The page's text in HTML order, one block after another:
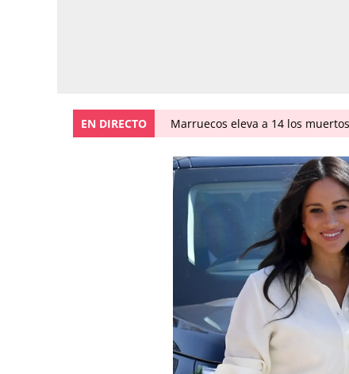
EN DIRECTO Marruecos eleva a 14 los